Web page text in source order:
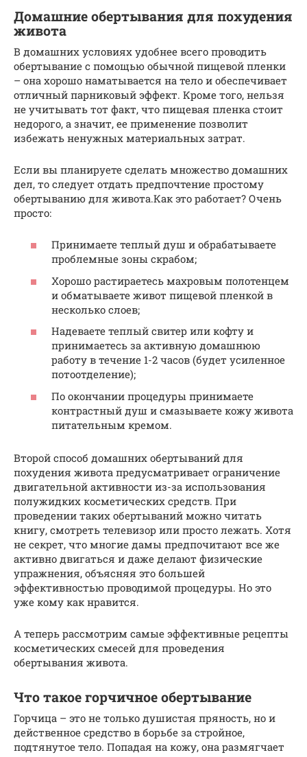
Домашние обертывания для похудения
живота
В домашних условиях удобнее всего проводить
обертывание с помощью обычной пищевой пленки
– она хорошо наматывается на тело и обеспечивает
отличный парниковый эффект. Кроме того, нельзя
не учитывать тот факт, что пищевая пленка стоит
недорого, а значит, ее применение позволит
избежать ненужных материальных затрат.
Если вы планируете сделать множество домашних
дел, то следует отдать предпочтение простому
обертыванию для живота.Как это работает? Очень
просто:
Принимаете теплый душ и обрабатываете
проблемные зоны скрабом;
Хорошо растираетесь махровым полотенцем
и обматываете живот пищевой пленкой в
несколько слоев;
Надеваете теплый свитер или кофту и
принимаетесь за активную домашнюю
работу в течение 1-2 часов (будет усиленное
потоотделение);
По окончании процедуры принимаете
контрастный душ и смазываете кожу живота
питательным кремом.
Второй способ домашних обертываний для
похудения живота предусматривает ограничение
двигательной активности из-за использования
полужидких косметических средств. При
проведении таких обертываний можно читать
книгу, смотреть телевизор или просто лежать. Хотя
не секрет, что многие дамы предпочитают все же
активно двигаться и даже делают физические
упражнения, объясняя это большей
эффективностью проводимой процедуры. Но это
уже кому как нравится.
А теперь рассмотрим самые эффективные рецепты
косметических смесей для проведения
обертывания живота.
Что такое горчичное обертывание
Горчица – это не только душистая пряность, но и
действенное средство в борьбе за стройное,
подтянутое тело. Попадая на кожу, она размягчает